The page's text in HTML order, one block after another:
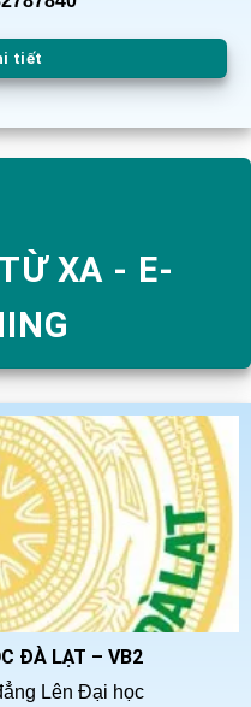
tiết
XA - E-
ĐÀ LẠT – VB2
Lên Đại học